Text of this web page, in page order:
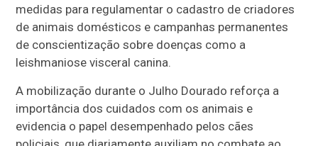
medidas para regulamentar o cadastro de criadores
de animais domésticos e campanhas permanentes
de conscientização sobre doenças como a
leishmaniose visceral canina.
A mobilização durante o Julho Dourado reforça a
importância dos cuidados com os animais e
evidencia o papel desempenhado pelos cães